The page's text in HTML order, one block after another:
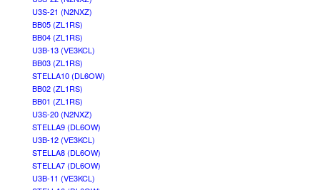
U3S-21 (N2NXZ)
BB05 (ZL1RS)
BB04 (ZL1RS)
U3B-13 (VE3KCL)
BB03 (ZL1RS)
STELLA10 (DL6OW)
BB02 (ZL1RS)
BB01 (ZL1RS)
U3S-20 (N2NXZ)
STELLA9 (DL6OW)
U3B-12 (VE3KCL)
STELLA8 (DL6OW)
STELLA7 (DL6OW)
U3B-11 (VE3KCL)